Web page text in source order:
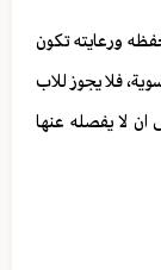
ورعايته تكون
فلا يجوز للاب
ان لا يفصله عنها